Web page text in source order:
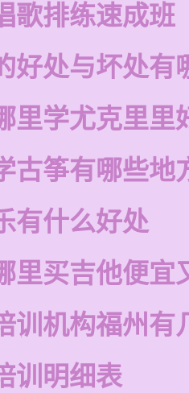
歌排练速成班
好处与坏处有
里学尤克里里
古筝有哪些地
有什么好处
里买吉他便宜
训机构福州有
训明细表